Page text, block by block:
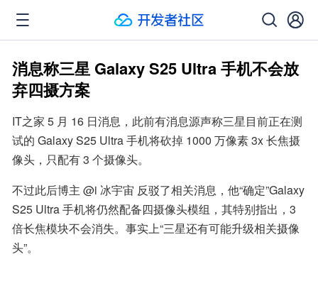
消息称三星 Galaxy S25 Ultra 手机不会放
弃四摄方案
IT之家 5 月 16 日消息，此前有消息源声称三星目前正在测
试的 Galaxy S25 Ultra 手机将砍掉 1000 万像素 3x 长焦摄
像头，只配有 3 个摄像头。
不过此后博主 @i 冰宇宙 反驳了相关消息，他“确定”Galaxy
S25 Ultra 手机将仍然配备四摄像头模组，其特别指出，3
倍长焦模块不会消失。事实上“三星还有可能升级相关摄像
头”。